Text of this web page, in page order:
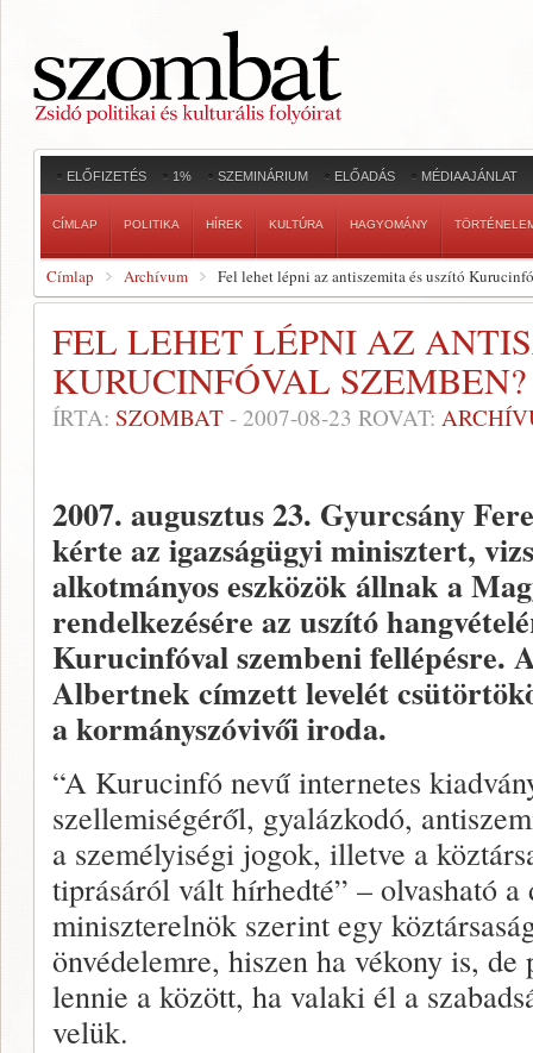
ELŐFIZETÉS 1% SZEMINÁRIUM ELŐADÁS MÉDIAAJÁNLAT
CÍMLAP POLITIKA HÍREK KULTÚRA HAGYOMÁNY
Címlap Archívum Fel lehet lépni az antiszemita és uszító
FEL LEHET LÉPNI AZ
KURUCINFÓVAL SZEMBEN?
ÍRTA: SZOMBAT - 2007-08-23 ROVAT:
2007. augusztus 23. Gyurcsány
kérte az igazságügyi minisztert,
alkotmányos eszközök állnak a
rendelkezésére az uszító
Kurucinfóval szembeni fellépésre.
Albertnek címzett levelét
a kormányszóvivői iroda.
“A Kurucinfó nevű internetes
szellemiségéről, gyalázkodó,
a személyiségi jogok, illetve a
tiprásáról vált hírhedté” – olvasható
miniszterelnök szerint egy
önvédelemre, hiszen ha vékony is,
lennie a között, ha valaki él a
velük.